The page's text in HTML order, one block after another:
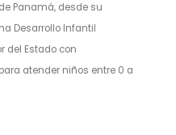
Panamá, desde su
Desarrollo Infantil
del Estado con
atender niños entre 0 a